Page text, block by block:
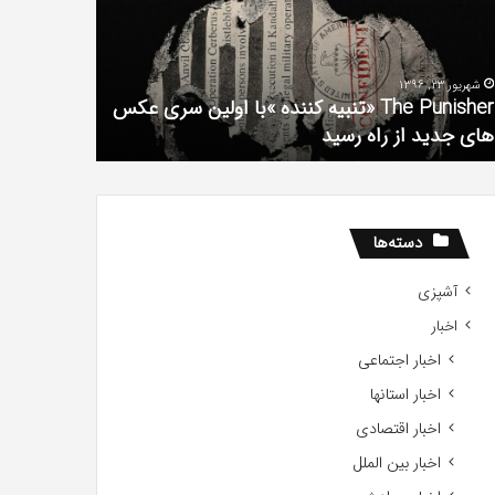
عکس
های
جدید
شهریور 23, 1396
The Punisher «تنبیه کننده »با اولین سری عکس
های جدید از راه رسید
دسته‌ها
آشپزی
اخبار
اخبار اجتماعی
اخبار استانها
اخبار اقتصادی
اخبار بین الملل